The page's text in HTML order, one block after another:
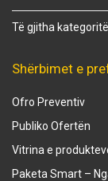
Të gjitha kategoritë
Shërbimet e
Ofro Preventiv
Publiko Ofertën
Vitrina e
Paketa Smart –